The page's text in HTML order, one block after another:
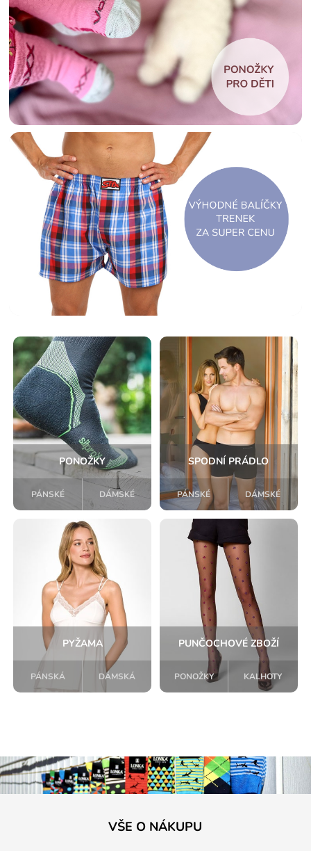
PONOŽKY
PÁNSKÉ DÁMSKÉ
SPODNÍ PRÁDLO
PÁNSKÉ DÁMSKÉ
PYŽAMA
PÁNSKÁ DÁMSKÁ
PUNČOCHOVÉ ZBOŽÍ
PONOŽKY KALHOTY
VŠE O NÁKUPU